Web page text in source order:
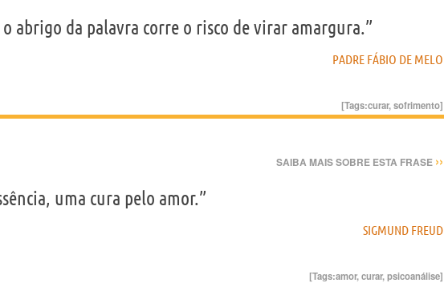
abrigo da palavra corre o risco de virar amargura.”
PADRE FÁBIO DE MELO
[Tags:curar,sofrimento]
SAIBA MAIS SOBRE ESTA FRASE ››
uma cura pelo amor.”
SIGMUND FREUD
[Tags:amor,curar,psicoanálise]